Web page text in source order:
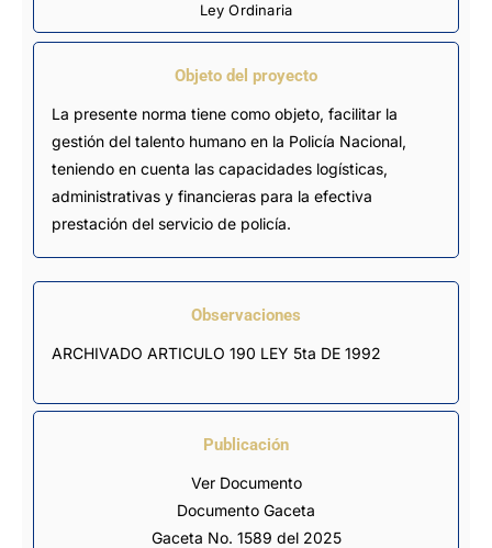
Ley Ordinaria
Objeto del proyecto
La presente norma tiene como objeto, facilitar la
gestión del talento humano en la Policía Nacional,
teniendo en cuenta las capacidades logísticas,
administrativas y financieras para la efectiva
prestación del servicio de policía.
Observaciones
ARCHIVADO ARTICULO 190 LEY 5ta DE 1992
Publicación
Ver Documento
Documento Gaceta
Gaceta No. 1589 del 2025